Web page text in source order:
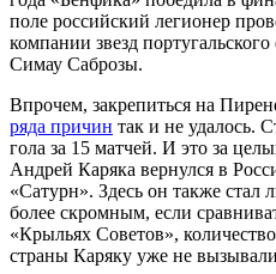
поле российский легионер
компании звезд
Симау Саброзы.
Впрочем, закрепиться на
ряда причин так и не удалось.
гола за 15 матчей. И это за
Андрей Каряка вернулся в
«Сатурн». Здесь он также стал
более скромным, если
«Крыльях Советов»,
страны Каряку уже не